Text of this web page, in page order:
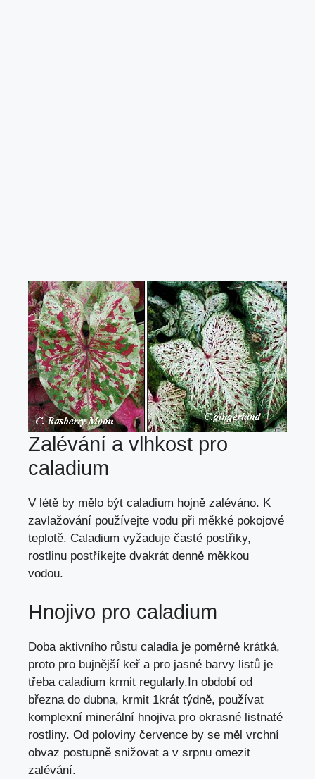
Zalévání a vlhkost pro
caladium
V létě by mělo být caladium hojně zaléváno. K
zavlažování používejte vodu při měkké pokojové
teplotě. Caladium vyžaduje časté postřiky,
rostlinu postříkejte dvakrát denně měkkou
vodou.
Hnojivo pro caladium
Doba aktivního růstu caladia je poměrně krátká,
proto pro bujnější keř a pro jasné barvy listů je
třeba caladium krmit regularly.In období od
března do dubna, krmit 1krát týdně, používat
komplexní minerální hnojiva pro okrasné listnaté
rostliny. Od poloviny července by se měl vrchní
obvaz postupně snižovat a v srpnu omezit
zalévání.